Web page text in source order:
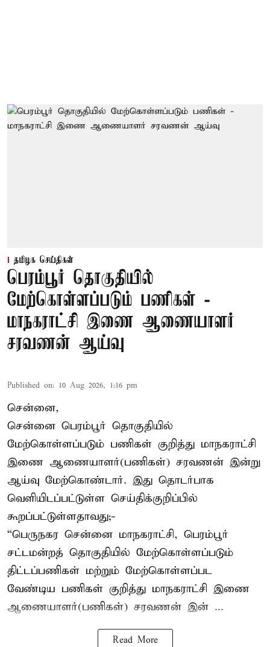
தமிழக செய்திகள்
பெரம்பூர் தொகுதியில்
மேற்கொள்ளப்படும் பணிகள் -
மாநகராட்சி இணை ஆணையாளர்
சரவணன் ஆய்வு
Published on: 10 Aug 2026, 1:16 pm
சென்னை,
சென்னை பெரம்பூர் தொகுதியில்
மேற்கொள்ளப்படும் பணிகள் குறித்து மாநகராட்சி
இணை ஆணையாளர்(பணிகள்) சரவணன் இன்று
ஆய்வு மேற்கொண்டார். இது தொடர்பாக
வெளியிடப்பட்டுள்ள செய்திக்குறிப்பில்
கூறப்பட்டுள்ளதாவது;-
“பெருநகர சென்னை மாநகராட்சி, பெரம்பூர்
சட்டமன்றத் தொகுதியில் மேற்கொள்ளப்படும்
திட்டப்பணிகள் மற்றும் மேற்கொள்ளப்பட
வேண்டிய பணிகள் குறித்து மாநகராட்சி இணை
ஆணையாளர்(பணிகள்) சரவணன் இன் ...
Read More